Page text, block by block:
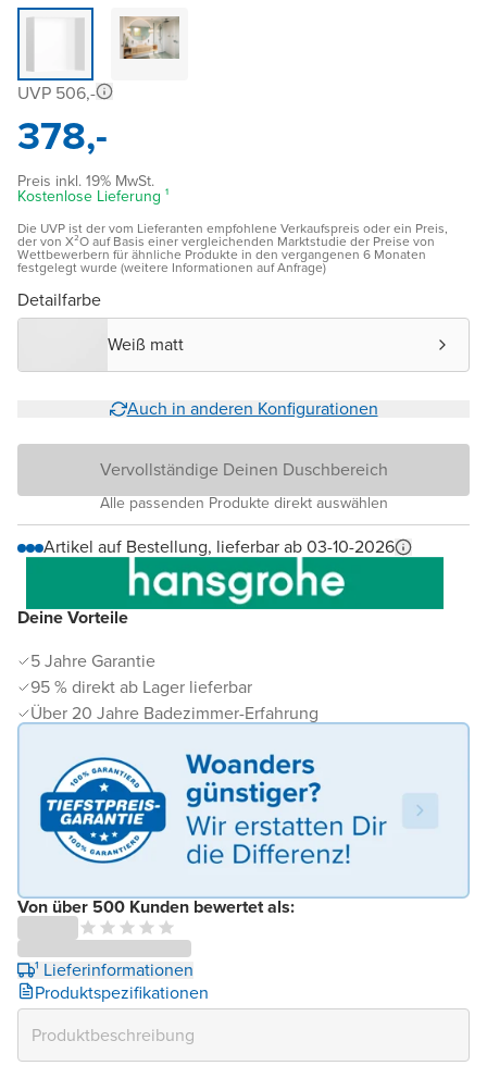
Deine Vorteile
5 Jahre Garantie
95 % direkt ab Lager lieferbar
Über 20 Jahre Badezimmer-Erfahrung
Von über 500 Kunden bewertet als:
¹ Lieferinformationen
Produktspezifikationen
UVP 506,-
378,-
Preis inkl. 19% MwSt.
Kostenlose Lieferung ¹
Die UVP ist der vom Lieferanten empfohlene Verkaufspreis oder ein Preis,
der von X²O auf Basis einer vergleichenden Marktstudie der Preise von
Wettbewerbern für ähnliche Produkte in den vergangenen 6 Monaten
festgelegt wurde (weitere Informationen auf Anfrage)
Detailfarbe
Weiß matt
Auch in anderen Konfigurationen
Vervollständige Deinen Duschbereich
Alle passenden Produkte direkt auswählen
Artikel auf Bestellung, lieferbar ab 03-10-2026